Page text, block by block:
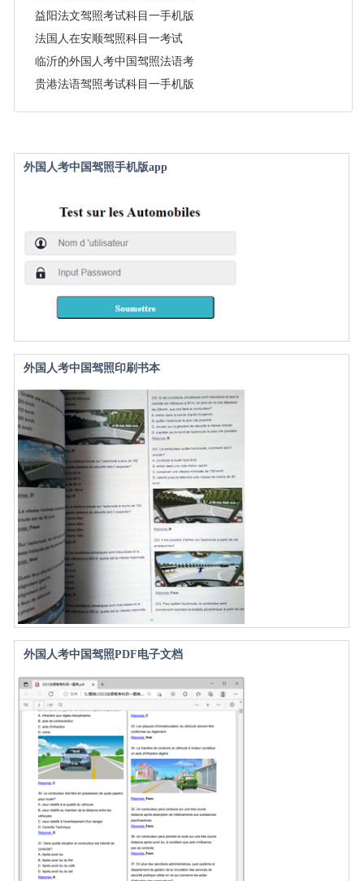
益阳法文驾照考试科目一手机版
法国人在安顺驾照科目一考试
临沂的外国人考中国驾照法语考试题答案
贵港法语驾照考试科目一手机版
外国人考中国驾照手机版app
外国人考中国驾照印刷书本
外国人考中国驾照PDF电子文档